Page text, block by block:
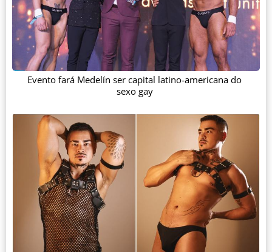
Evento fará Medelín ser capital latino-americana do
sexo gay